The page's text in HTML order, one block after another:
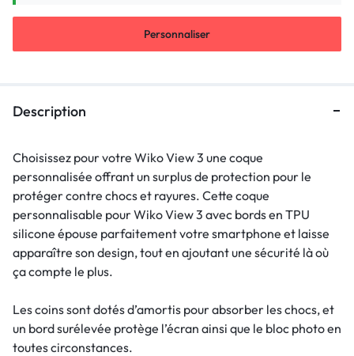
Personnaliser
Description
Choisissez pour votre Wiko View 3 une coque
personnalisée offrant un surplus de protection pour le
protéger contre chocs et rayures. Cette coque
personnalisable pour Wiko View 3 avec bords en TPU
silicone épouse parfaitement votre smartphone et laisse
apparaître son design, tout en ajoutant une sécurité là où
ça compte le plus.
Les coins sont dotés d’amortis pour absorber les chocs, et
un bord surélevée protège l’écran ainsi que le bloc photo en
toutes circonstances.